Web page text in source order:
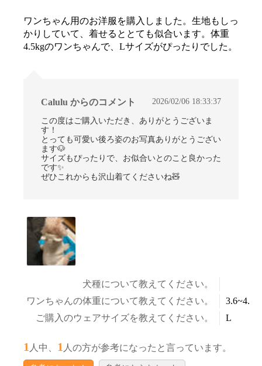
ワンちゃん用のお洋服を購入しました。生地もしっ
かりしていて、着せるととても似合います。体重
4.5kgのワンちゃんで、Lサイズがぴったりでした。
Calulu からのコメント 2026/02/06 18:33:37
この度はご購入いただき、ありがとうございま
す！
とっても可愛い後ろ姿のお写真ありがとうござい
ます🐶
サイズもぴったりで、お似合いとのこと良かった
です✨
ぜひこれからも沢山着てくださいね🧸
犬種について教えてください。
ワンちゃんの体重について教えてください。
ご購入のウェアサイズを教えてください。
L
1 人中、 1 人の方が参考になったと言っています。